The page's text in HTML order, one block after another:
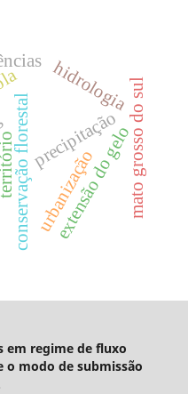
conservação florestalprecipitação
hidrologia
extensão do gelo
território mato grosso do sul
urbanização
em regime de fluxo
modo de submissão